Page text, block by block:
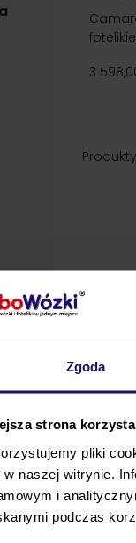
Zgoda
strona
pliki
w naszej witrynie.
i
podczas
3
Produkty